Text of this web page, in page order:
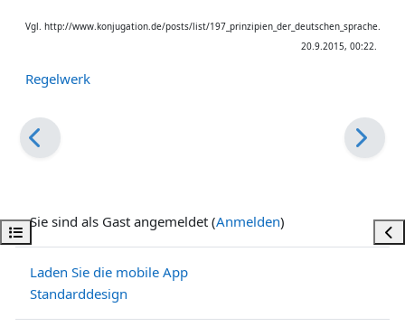
Kursindex öffnen
Vgl. http://www.konjugation.de/posts/list/197_prinzipien_der_deutschen_sprache.page,
20.9.2015, 00:22.
Regelwerk
Sie sind als Gast angemeldet (Anmelden)
Laden Sie die mobile App
Standarddesign